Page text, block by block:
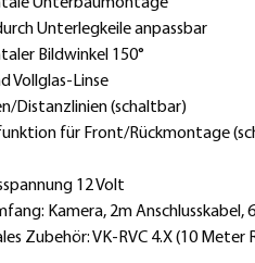
Unterbaumontage
Unterlegkeile anpassbar
Bildwinkel 150°
Vollglas-Linse
Distanzlinien (schaltbar)
für Front/Rückmontage
12 Volt
Kamera, 2m Anschlusskabel,
Zubehör: VK-RVC 4.X (10 Meter